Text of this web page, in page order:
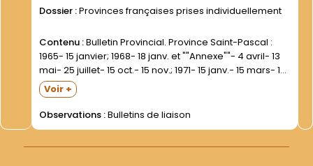
Dossier :Provinces françaises prises individuellement
Contenu :Bulletin Provincial. Province Saint-Pascal :
1965- 15 janvier; 1968- 18 janv. et ""Annexe""- 4 avril- 13
mai- 25 juillet- 15 oct.- 15 nov.; 1971- 15 janv.- 15 mars- 15
avril- 15 juin. Dans une grande enveloppe.| La vie des
Frères...
Voir +
Observations :Bulletins de liaison